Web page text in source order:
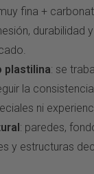
fina +
durabilidad
plastilina: se
la
ni
: paredes,
y estructuras